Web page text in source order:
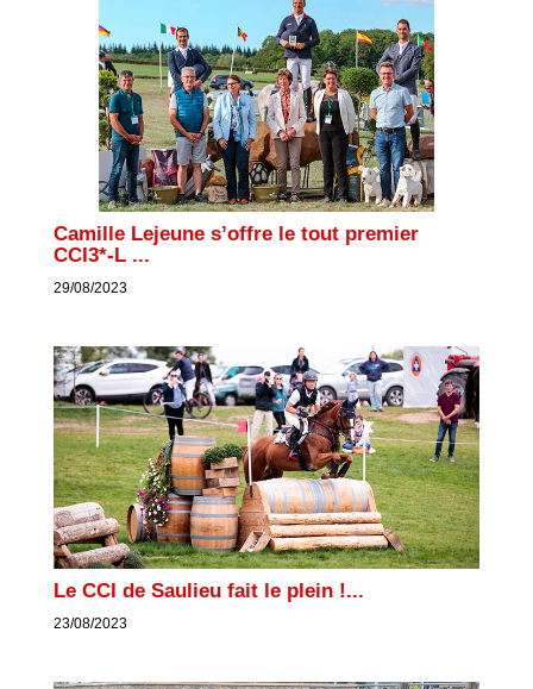
Camille Lejeune s’offre le tout premier
CCI3*-L ...
29/08/2023
Le CCI de Saulieu fait le plein !...
23/08/2023